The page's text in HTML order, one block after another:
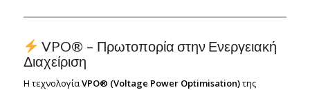
VPO® – Πρωτοπορία στην Ενεργειακή
Διαχείριση
Η τεχνολογίαVPO® (Voltage Power Optimisation)της